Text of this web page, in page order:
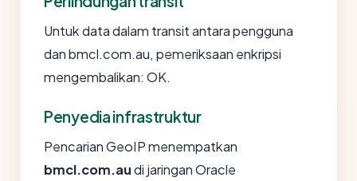
Untuk data dalam transit antara pengguna
dan bmcl.com.au, pemeriksaan enkripsi
mengembalikan: OK.
Penyedia infrastruktur
Pencarian GeoIP menempatkan
bmcl.com.audi jaringan Oracle